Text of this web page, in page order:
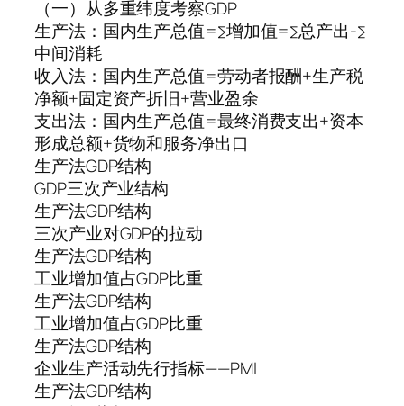
（一）从多重纬度考察GDP
生产法：国内生产总值=∑增加值=∑总产出-∑
中间消耗
收入法：国内生产总值=劳动者报酬+生产税
净额+固定资产折旧+营业盈余
支出法：国内生产总值=最终消费支出+资本
形成总额+货物和服务净出口
生产法GDP结构
GDP三次产业结构
生产法GDP结构
三次产业对GDP的拉动
生产法GDP结构
工业增加值占GDP比重
生产法GDP结构
工业增加值占GDP比重
生产法GDP结构
企业生产活动先行指标——PMI
生产法GDP结构